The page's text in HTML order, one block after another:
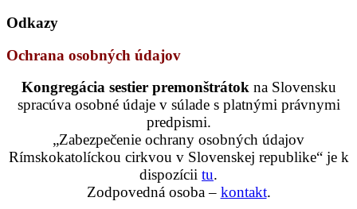
Odkazy
Ochrana osobných údajov
Kongregácia sestier premonštrátok na Slovensku
spracúva osobné údaje v súlade s platnými právnymi
predpismi.
„Zabezpečenie ochrany osobných údajov
Rímskokatolíckou cirkvou v Slovenskej republike“ je k
dispozícii tu.
Zodpovedná osoba – kontakt.